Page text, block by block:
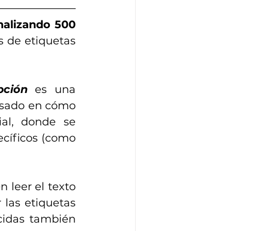
500
de etiquetas
es una
en cómo
donde se
(como
leer el texto
etiquetas
también